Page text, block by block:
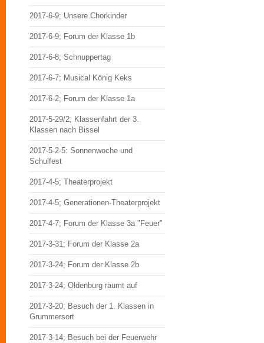
2017-6-9; Unsere Chorkinder
2017-6-9; Forum der Klasse 1b
2017-6-8; Schnuppertag
2017-6-7; Musical König Keks
2017-6-2; Forum der Klasse 1a
2017-5-29/2; Klassenfahrt der 3.
Klassen nach Bissel
2017-5-2-5: Sonnenwoche und
Schulfest
2017-4-5; Theaterprojekt
2017-4-5; Generationen-Theaterprojekt
2017-4-7; Forum der Klasse 3a "Feuer"
2017-3-31; Forum der Klasse 2a
2017-3-24; Forum der Klasse 2b
2017-3-24; Oldenburg räumt auf
2017-3-20; Besuch der 1. Klassen in
Grummersort
2017-3-14; Besuch bei der Feuerwehr